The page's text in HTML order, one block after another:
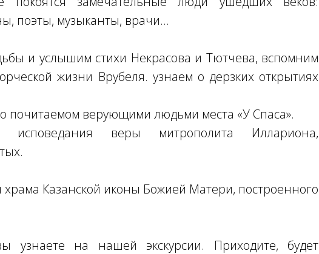
поэты, музыканты, врачи...
и услышим стихи Некрасова и Тютчева, вспомним
жизни Врубеля. узнаем о дерзких открытиях
верующими людьми места «У Спаса».
веры митрополита Иллариона,
храма Казанской иконы Божией Матери, построенного
узнаете на нашей экскурсии. Приходите, будет